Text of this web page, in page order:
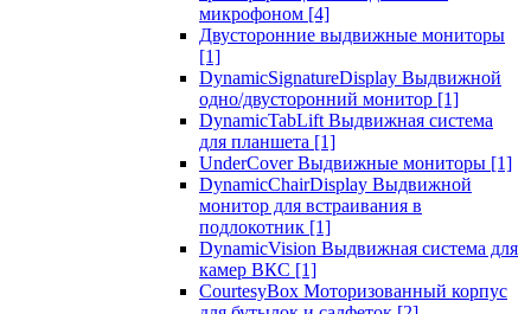
микрофоном [4]
Двусторонние выдвижные мониторы
[1]
DynamicSignatureDisplay Выдвижной
одно/двусторонний монитор [1]
DynamicTabLift Выдвижная система
для планшета [1]
UnderCover Выдвижные мониторы [1]
DynamicChairDisplay Выдвижной
монитор для встраивания в
подлокотник [1]
DynamicVision Выдвижная система для
камер ВКС [1]
CourtesyBox Моторизованный корпус